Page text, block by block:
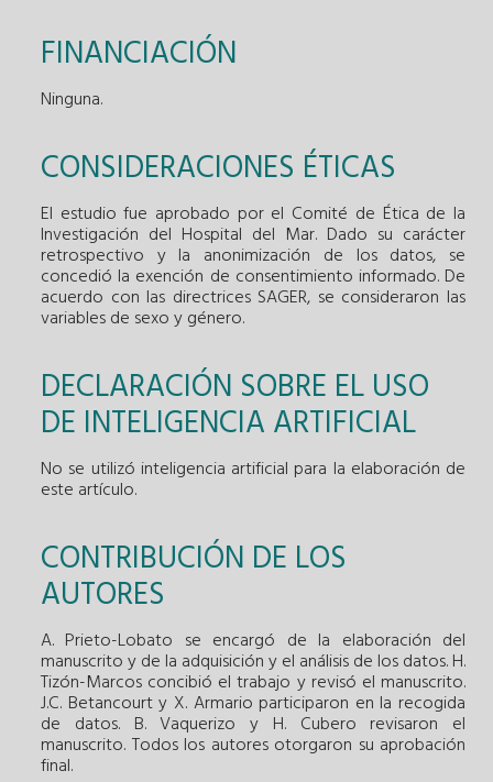
FINANCIACIÓN
Ninguna.
CONSIDERACIONES ÉTICAS
El estudio fue aprobado por el Comité de Ética de la
Investigación del Hospital del Mar. Dado su carácter
retrospectivo y la anonimización de los datos, se
concedió la exención de consentimiento informado. De
acuerdo con las directrices SAGER, se consideraron las
variables de sexo y género.
DECLARACIÓN SOBRE EL USO
DE INTELIGENCIA ARTIFICIAL
No se utilizó inteligencia artificial para la elaboración de
este artículo.
CONTRIBUCIÓN DE LOS
AUTORES
A. Prieto-Lobato se encargó de la elaboración del
manuscrito y de la adquisición y el análisis de los datos. H.
Tizón-Marcos concibió el trabajo y revisó el manuscrito.
J.C. Betancourt y X. Armario participaron en la recogida
de datos. B. Vaquerizo y H. Cubero revisaron el
manuscrito. Todos los autores otorgaron su aprobación
final.